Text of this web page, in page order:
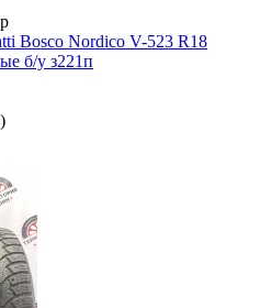
Bosco Nordico V-523 R18
б/у з221п